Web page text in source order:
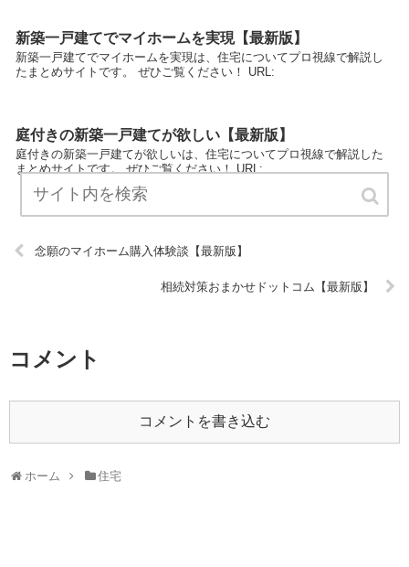
新築一戸建てでマイホームを実現【最新版】
新築一戸建てでマイホームを実現は、住宅についてプロ視線で解説し
たまとめサイトです。 ぜひご覧ください！ URL:
庭付きの新築一戸建てが欲しい【最新版】
庭付きの新築一戸建てが欲しいは、住宅についてプロ視線で解説した
まとめサイトです。 ぜひご覧ください！ URL:
念願のマイホーム購入体験談【最新版】
相続対策おまかせドットコム【最新版】
コメント
コメントを書き込む
ホーム 住宅